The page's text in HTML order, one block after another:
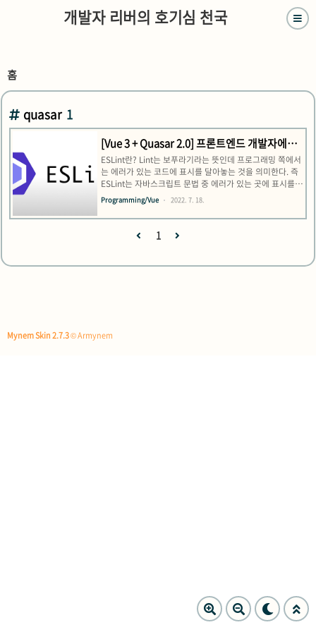
개발자 리버의 호기심 천국
홈
quasar 1
[Vue 3 + Quasar 2.0] 프론트엔드 개발자에게
필수! ESLint + Prettier 사용하기
ESLint란? Lint는 보푸라기라는 뜻인데 프로그래밍 쪽에서
는 에러가 있는 코드에 표시를 달아놓는 것을 의미한다. 즉
ESLint는 자바스크립트 문법 중 에러가 있는 곳에 표시를
달아놓는 도구를 의미한다. 코드를 분석해 문법적인 오류나
안티 패턴을 찾아주고 일관된 코드 스타일을 유지(포맷팅)
하여 개발자가 쉽게 읽도록 코드를 만들어준다. 나는
SSAFY 1학기 프로젝트에서 ESLint를 사용했다고 생각했
는데, 사실 확장 프로그램만 설치하고 configuration 해주
ㅋㅋ 나와 같은 실수를 하지 않으려면 글에서 서술하듯 1.
Programming/Vue 2022. 7. 18.
1
Mynem Skin 2.7.3© Armynem